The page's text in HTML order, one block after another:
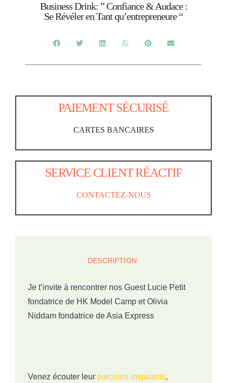
Business Drink: ” Confiance & Audace :
Se Révéler en Tant qu’entrepreneure “
PAIEMENT SÉCURISÉ
CARTES BANCAIRES
SERVICE CLIENT RÉACTIF
CONTACTEZ-NOUS
DESCRIPTION
Je t’invite à rencontrer nos Guest Lucie Petit
fondatrice de HK Model Camp et Olivia
Niddam fondatrice de Asia Express
Venez écouter leur parcours inspirants,